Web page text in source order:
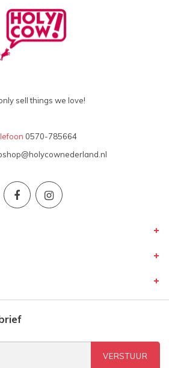
sell things we love!
0570-785664
VERSTUUR